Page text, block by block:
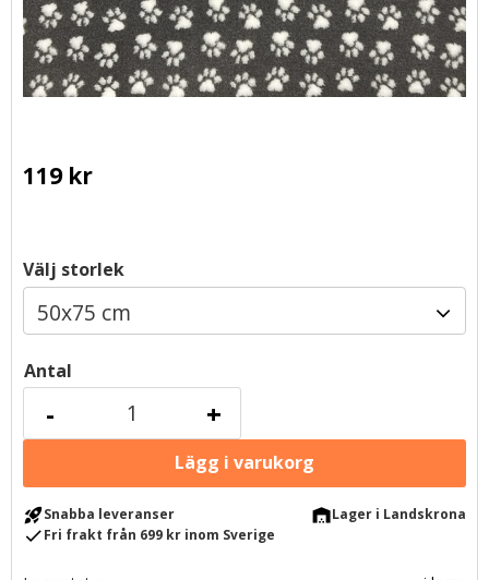
119kr
Välj storlek
Antal
+
-
rocket_launchSnabba leveranser warehouseLager i Landskrona
checkFri frakt från 699 kr inom Sverige